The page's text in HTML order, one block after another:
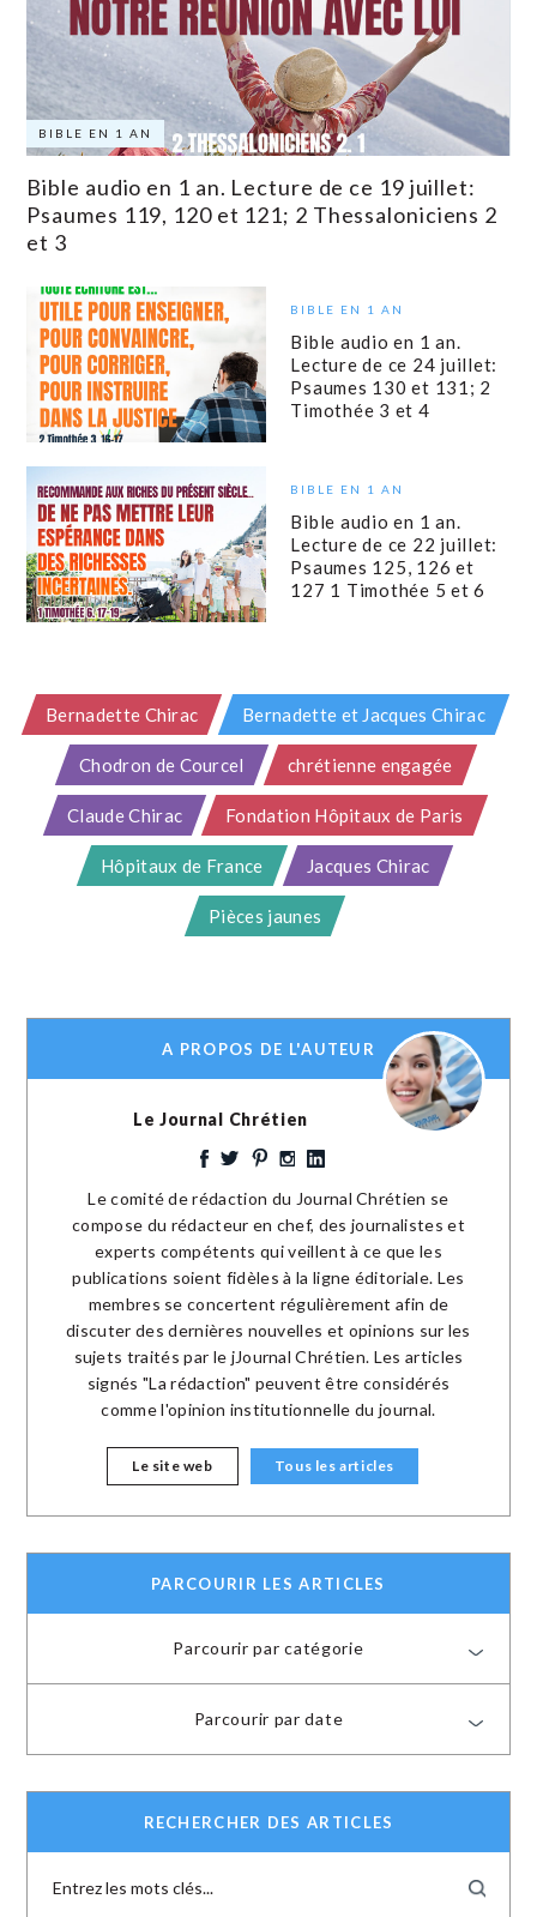
BIBLE EN 1 AN
Bible audio en 1 an. Lecture de ce 19 juillet:
Psaumes 119, 120 et 121; 2 Thessaloniciens 2
et 3
BIBLE EN 1 AN
Bible audio en 1 an.
Lecture de ce 24 juillet:
Psaumes 130 et 131; 2
Timothée 3 et 4
BIBLE EN 1 AN
Bible audio en 1 an.
Lecture de ce 22 juillet:
Psaumes 125, 126 et
127 1 Timothée 5 et 6
Bernadette Chirac Bernadette et Jacques Chirac
Chodron de Courcel chrétienne engagée
Claude Chirac Fondation Hôpitaux de Paris
Hôpitaux de France Jacques Chirac
Pièces jaunes
A PROPOS DE L'AUTEUR
Le Journal Chrétien
Le comité de rédaction du Journal Chrétien se
compose du rédacteur en chef, des journalistes et
experts compétents qui veillent à ce que les
publications soient fidèles à la ligne éditoriale. Les
membres se concertent régulièrement afin de
discuter des dernières nouvelles et opinions sur les
sujets traités par le jJournal Chrétien. Les articles
signés "La rédaction" peuvent être considérés
comme l'opinion institutionnelle du journal.
Le site web Tous les articles
PARCOURIR LES ARTICLES
Parcourir par catégorie
Parcourir par date
RECHERCHER DES ARTICLES